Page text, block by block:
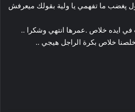
پغضب ما تفهمي يا ولية بقولك ميعرفش
في ايده خلاص .عمرها انتهي وشكرا ..
خلاص بكرة الراجل هيجي ..